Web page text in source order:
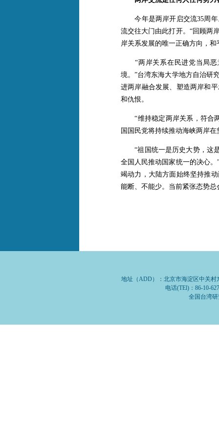
今年是两岸开启交流35周年
流交往大门由此打开。“回顾两
岸关系发展的唯一正确方向，
“两岸关系在民进党当局恶
境。”台湾东海大学地方自治研
进两岸融合发展、塑造两岸和
和仇恨。
“维持稳定两岸关系，符合两
国国民党将持续推动海峡两岸
“祖国统一是历史大势，这是
全国人民推动国家统一的决心
竭动力，大陆方面始终坚持推
能断、不能少。当前紧张态势
地址（ADD）：北京市海淀区中关村
电话(TEl)：86-10-
全国台湾